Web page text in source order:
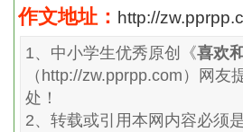
作文地址： http://
1、中小学生优秀原创《喜欢
（http://zw.pprpp.com）网
处！
2、转载或引用本网内容必须